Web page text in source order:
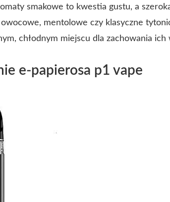
smakowe to kwestia gustu, a
mentolowe czy klasyczne
chłodnym miejscu dla zachowania ich
e-papierosa p1 vape